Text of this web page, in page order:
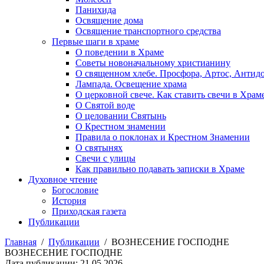
Панихида
Освящение дома
Освящение транспортного средства
Первые шаги в храме
О поведении в Храме
Советы новоначальному христианину
О священном хлебе. Просфора, Артос,
Лампада. Освещение храма
О церковной свече. Как ставить свечи в
О Святой воде
О целовании Святынь
О Крестном знамении
Правила о поклонах и Крестном Знамении
О святынях
Свечи с улицы
Как правильно подавать записки в Храме
Духовное чтение
Богословие
История
Приходская газета
Публикации
Главная / Публикации / ВОЗНЕСЕНИЕ ГОСПОДНЕ
ВОЗНЕСЕНИЕ ГОСПОДНЕ